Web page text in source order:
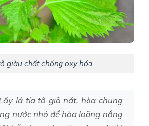
giàu chất chống oxy hóa
lá tía tô giã nát, hòa chung
nước nhỏ để hòa loãng nồng